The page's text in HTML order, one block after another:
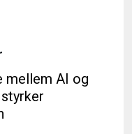
mellem AI og